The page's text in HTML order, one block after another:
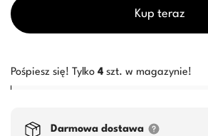
Kup teraz
Pośpiesz się! Tylko 4 szt. w magazynie!
Darmowa dostawa